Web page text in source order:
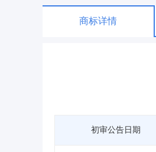
商标详情
初审公告日期